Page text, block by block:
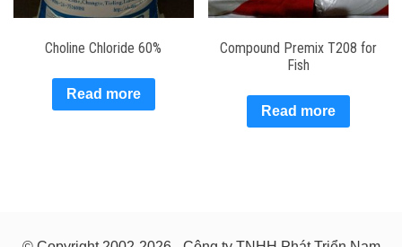
Choline Chloride 60%
Read more
Compound Premix T208 for
Fish
Read more